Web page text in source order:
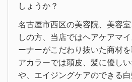
しょうか？
名古屋市西区の美容院、美容
しの方、当店ではヘアケアマ
ーナーがこだわり抜いた商材
アカラーでは頭皮、髪に優し
や、エイジングケアのできる